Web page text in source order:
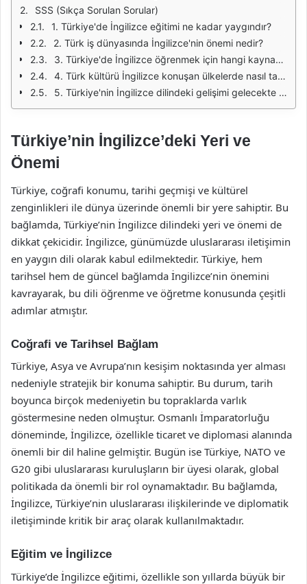
SSS (Sıkça Sorulan Sorular)
1. Türkiye'de İngilizce eğitimi ne kadar yaygındır?
2. Türk iş dünyasında İngilizce'nin önemi nedir?
3. Türkiye'de İngilizce öğrenmek için hangi kaynaklar mevcuttur?
4. Türk kültürü İngilizce konuşan ülkelerde nasıl tanıtılmaktadır?
5. Türkiye'nin İngilizce dilindeki gelişimi gelecekte nasıl şekillenecek?
Türkiye’nin İngilizce’deki Yeri ve
Önemi
Türkiye, coğrafi konumu, tarihi geçmişi ve kültürel
zenginlikleri ile dünya üzerinde önemli bir yere sahiptir. Bu
bağlamda, Türkiye’nin İngilizce dilindeki yeri ve önemi de
dikkat çekicidir. İngilizce, günümüzde uluslararası iletişimin
en yaygın dili olarak kabul edilmektedir. Türkiye, hem
tarihsel hem de güncel bağlamda İngilizce’nin önemini
kavrayarak, bu dili öğrenme ve öğretme konusunda çeşitli
adımlar atmıştır.
Coğrafi ve Tarihsel Bağlam
Türkiye, Asya ve Avrupa’nın kesişim noktasında yer alması
nedeniyle stratejik bir konuma sahiptir. Bu durum, tarih
boyunca birçok medeniyetin bu topraklarda varlık
göstermesine neden olmuştur. Osmanlı İmparatorluğu
döneminde, İngilizce, özellikle ticaret ve diplomasi alanında
önemli bir dil haline gelmiştir. Bugün ise Türkiye, NATO ve
G20 gibi uluslararası kuruluşların bir üyesi olarak, global
politikada da önemli bir rol oynamaktadır. Bu bağlamda,
İngilizce, Türkiye’nin uluslararası ilişkilerinde ve diplomatik
iletişiminde kritik bir araç olarak kullanılmaktadır.
Eğitim ve İngilizce
Türkiye’de İngilizce eğitimi, özellikle son yıllarda büyük bir